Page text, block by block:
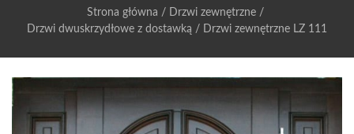
Strona główna / Drzwi zewnętrzne /
Drzwi dwuskrzydłowe z dostawką / Drzwi zewnętrzne LZ 111